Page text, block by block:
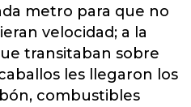
metro para que no
velocidad; a la
transitaban sobre
les llegaron los
combustibles